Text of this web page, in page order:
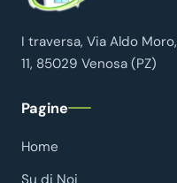
I traversa, Via Aldo Moro,
11, 85029 Venosa (PZ)
Pagine
Home
Su di Noi